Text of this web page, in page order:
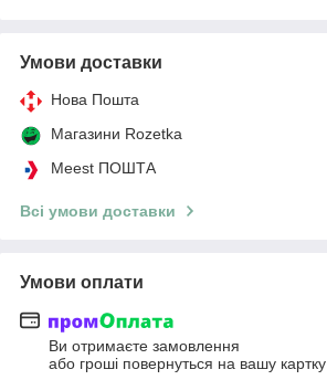
Умови доставки
Нова Пошта
Магазини Rozetka
Meest ПОШТА
Всі умови доставки
Умови оплати
Ви отримаєте замовлення
або гроші повернуться на вашу картку